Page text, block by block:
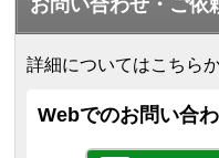
お問い合わせ・ご依
詳細についてはこちら
Webでのお問い合